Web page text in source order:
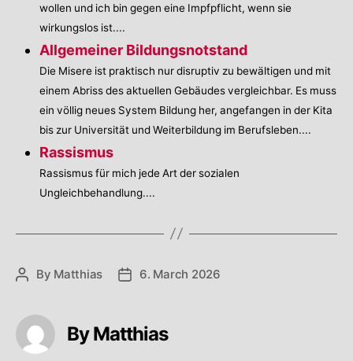
wollen und ich bin gegen eine Impfpflicht, wenn sie
wirkungslos ist....
Allgemeiner Bildungsnotstand
Die Misere ist praktisch nur disruptiv zu bewältigen und mit
einem Abriss des aktuellen Gebäudes vergleichbar. Es muss
ein völlig neues System Bildung her, angefangen in der Kita
bis zur Universität und Weiterbildung im Berufsleben....
Rassismus
Rassismus für mich jede Art der sozialen
Ungleichbehandlung....
PostBy Matthias
Post6. March 2026
By Matthias